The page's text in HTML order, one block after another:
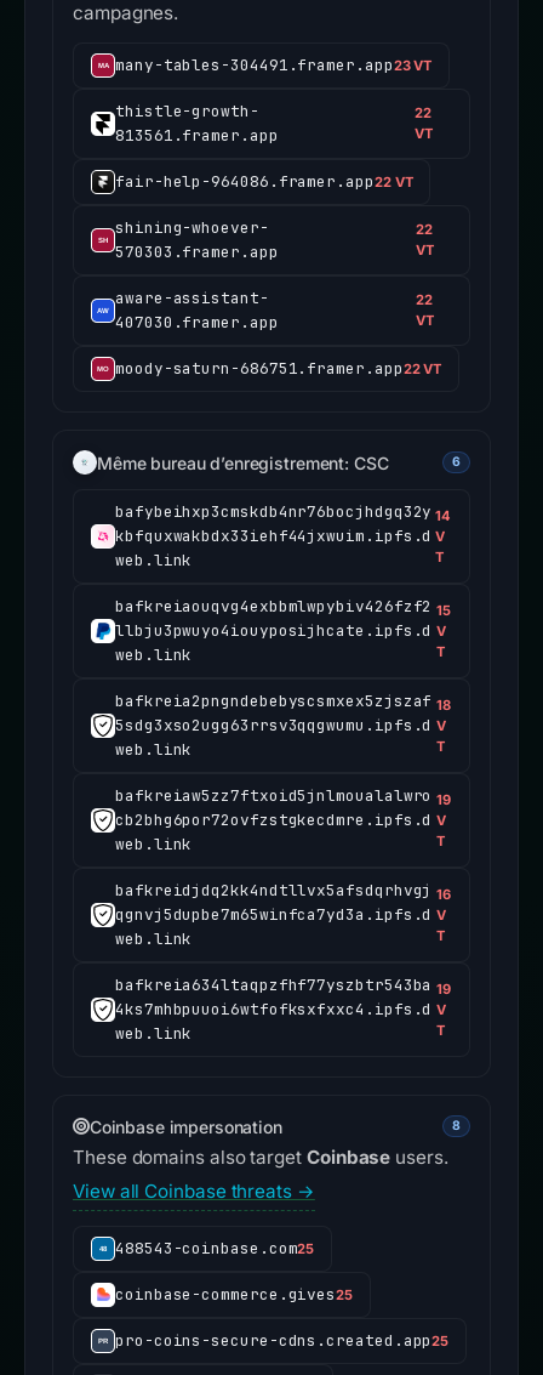
campagnes.
many-tables-304491.framer.app23 VT
thistle-growth-
813561.framer.app
22
VT
fair-help-964086.framer.app22 VT
shining-whoever-
570303.framer.app
22
VT
aware-assistant-
407030.framer.app
22
VT
moody-saturn-686751.framer.app22 VT
Même bureau d’enregistrement: CSC 6
bafybeihxp3cmskdb4nr76bocjhdgq32y
kbfquxwakbdx33iehf44jxwuim.ipfs.d
web.link
14
V
T
bafkreiaouqvg4exbbmlwpybiv426fzf2
llbju3pwuyo4iouyposijhcate.ipfs.d
web.link
15
V
T
bafkreia2pngndebebyscsmxex5zjszaf
5sdg3xso2ugg63rrsv3qqgwumu.ipfs.d
web.link
18
V
T
bafkreiaw5zz7ftxoid5jnlmoualalwro
cb2bhg6por72ovfzstgkecdmre.ipfs.d
web.link
19
V
T
bafkreidjdq2kk4ndtllvx5afsdqrhvgj
qgnvj5dupbe7m65winfca7yd3a.ipfs.d
web.link
16
V
T
bafkreia634ltaqpzfhf77yszbtr543ba
4ks7mhbpuuoi6wtfofksxfxxc4.ipfs.d
web.link
19
V
T
Coinbase impersonation 8
These domains also target Coinbase users.
View all Coinbase threats →
488543-coinbase.com25
coinbase-commerce.gives25
pro-coins-secure-cdns.created.app25